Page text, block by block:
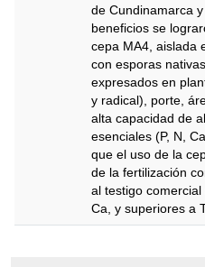
de Cundinamarca
beneficios se
cepa MA4, aislada
con esporas
expresados en
y radical), porte,
alta capacidad de
esenciales (P, N,
que el uso de la
de la fertilización
al testigo
Ca, y superiores a